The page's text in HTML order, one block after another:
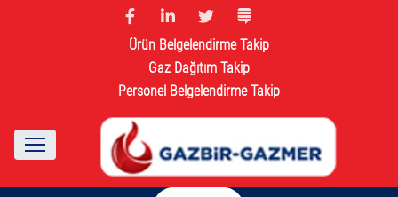
Ürün Belgelendirme Takip
Gaz Dağıtım Takip
Personel Belgelendirme Takip